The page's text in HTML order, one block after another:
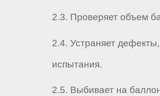
2.3. Проверяет объем
2.4. Устраняет
испытания.
2.5. Выбивает на